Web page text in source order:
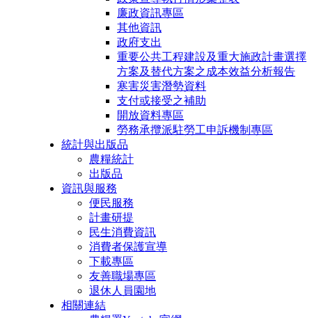
廉政資訊專區
其他資訊
政府支出
重要公共工程建設及重大施政計畫選擇
方案及替代方案之成本效益分析報告
寒害災害潛勢資料
支付或接受之補助
開放資料專區
勞務承攬派駐勞工申訴機制專區
統計與出版品
農糧統計
出版品
資訊與服務
便民服務
計畫研提
民生消費資訊
消費者保護宣導
下載專區
友善職場專區
退休人員園地
相關連結